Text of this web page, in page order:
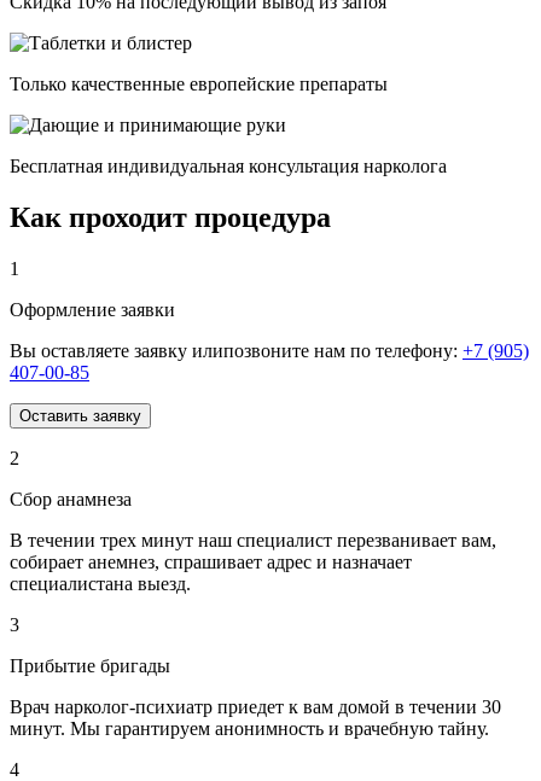
Только качественные европейские препараты
Бесплатная индивидуальная консультация нарколога
Как проходит процедура
1
Оформление заявки
Вы оставляете заявку илипозвоните нам по телефону: +7 (905)
407-00-85
Оставить заявку
2
Сбор анамнеза
В течении трех минут наш специалист перезванивает вам,
собирает анемнез, спрашивает адрес и назначает
специалистана выезд.
3
Прибытие бригады
Врач нарколог-психиатр приедет к вам домой в течении 30
минут. Мы гарантируем анонимность и врачебную тайну.
4